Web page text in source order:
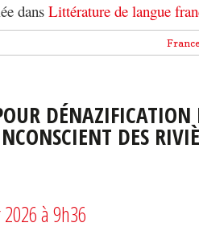
dans Littérature de langue
DÉNAZIFICATION
DES
à 9h36